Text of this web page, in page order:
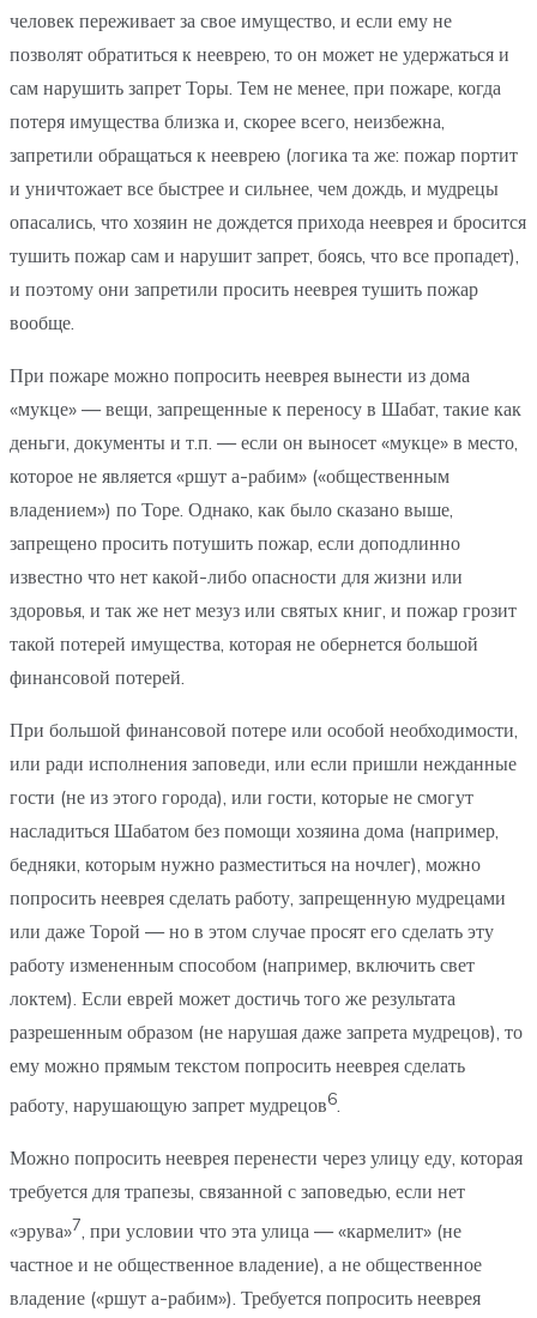
человек переживает за свое имущество, и если ему не
позволят обратиться к нееврею, то он может не удержаться и
сам нарушить запрет Торы. Тем не менее, при пожаре, когда
потеря имущества близка и, скорее всего, неизбежна,
запретили обращаться к нееврею (логика та же: пожар портит
и уничтожает все быстрее и сильнее, чем дождь, и мудрецы
опасались, что хозяин не дождется прихода нееврея и бросится
тушить пожар сам и нарушит запрет, боясь, что все пропадет),
и поэтому они запретили просить нееврея тушить пожар
вообще.
При пожаре можно попросить нееврея вынести из дома
«мукце» — вещи, запрещенные к переносу в Шабат, такие как
деньги, документы и т.п. — если он выносет «мукце» в место,
которое не является «ршут а-рабим» («общественным
владением») по Торе. Однако, как было сказано выше,
запрещено просить потушить пожар, если доподлинно
известно что нет какой-либо опасности для жизни или
здоровья, и так же нет мезуз или святых книг, и пожар грозит
такой потерей имущества, которая не обернется большой
финансовой потерей.
При большой финансовой потере или особой необходимости,
или ради исполнения заповеди, или если пришли нежданные
гости (не из этого города), или гости, которые не смогут
насладиться Шабатом без помощи хозяина дома (например,
бедняки, которым нужно разместиться на ночлег), можно
попросить нееврея сделать работу, запрещенную мудрецами
или даже Торой — но в этом случае просят его сделать эту
работу измененным способом (например, включить свет
локтем). Если еврей может достичь того же результата
разрешенным образом (не нарушая даже запрета мудрецов), то
ему можно прямым текстом попросить нееврея сделать
работу, нарушающую запрет мудрецов6
Можно попросить нееврея перенести через улицу еду, которая
требуется для трапезы, связанной с заповедью, если нет
«эрува»7, при условии что эта улица — «кармелит» (не
частное и не общественное владение), а не общественное
владение («ршут а-рабим»). Требуется попросить нееврея